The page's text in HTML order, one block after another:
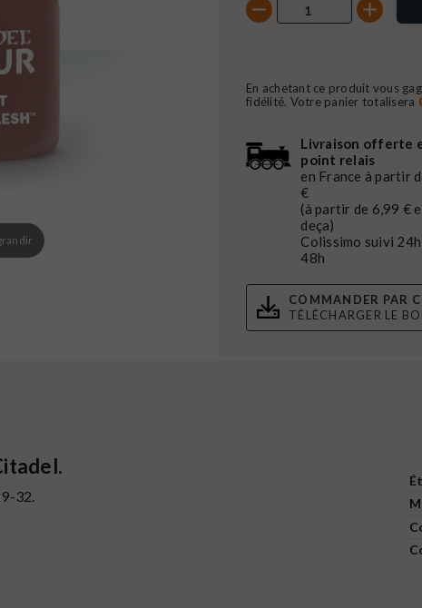
En achetant ce produit vous
fidélité. Votre panier totalisera
Livraison offerte
point relais
en France à partir
€
(à partir de 6,99 €
deça)
Colissimo suivi 24h
48h
COMMANDER PAR
TÉLÉCHARGER LE
32.